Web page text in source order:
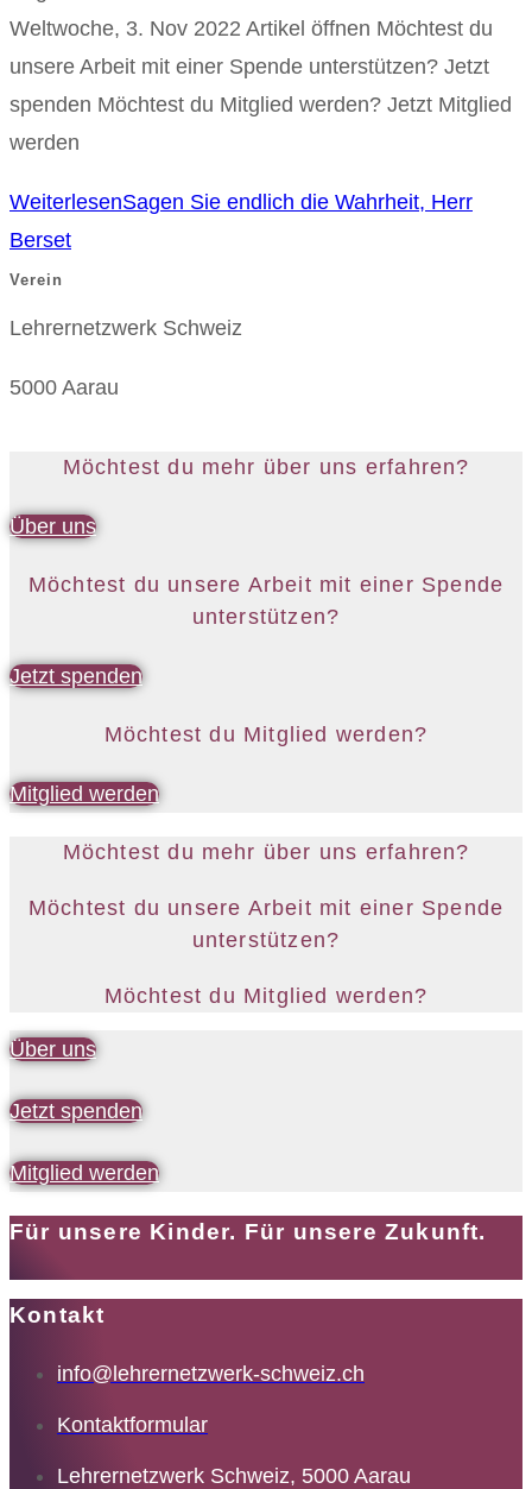
Weltwoche, 3. Nov 2022 Artikel öffnen Möchtest du
unsere Arbeit mit einer Spende unterstützen? Jetzt
spenden Möchtest du Mitglied werden? Jetzt Mitglied
werden
WeiterlesenSagen Sie endlich die Wahrheit, Herr
Berset
Verein
Lehrernetzwerk Schweiz
5000 Aarau
Möchtest du mehr über uns erfahren?
Über uns
Möchtest du unsere Arbeit mit einer Spende
unterstützen?
Jetzt spenden
Möchtest du Mitglied werden?
Mitglied werden
Möchtest du mehr über uns erfahren?
Möchtest du unsere Arbeit mit einer Spende
unterstützen?
Möchtest du Mitglied werden?
Über uns
Jetzt spenden
Mitglied werden
Für unsere Kinder. Für unsere Zukunft.
Kontakt
info@lehrernetzwerk-schweiz.ch
Kontaktformular
Lehrernetzwerk Schweiz, 5000 Aarau